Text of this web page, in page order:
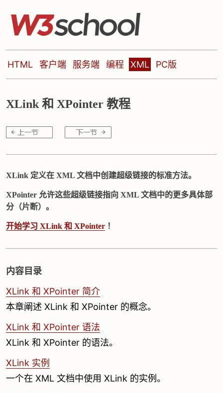
HTML 客户端 服务端 编程 XML PC版
XLink 和 XPointer 教程
XLink 定义在 XML 文档中创建超级链接的标准方法。
XPointer 允许这些超级链接指向 XML 文档中的更多具体部
分（片断）。
开始学习 XLink 和 XPointer ！
内容目录
XLink 和 XPointer 简介
本章阐述 XLink 和 XPointer 的概念。
XLink 和 XPointer 语法
XLink 和 XPointer 的语法。
XLink 实例
一个在 XML 文档中使用 XLink 的实例。